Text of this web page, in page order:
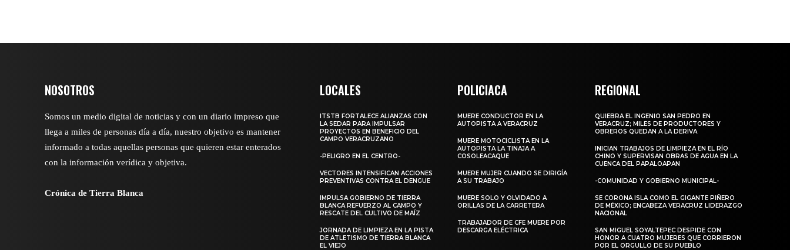
NOSOTROS
Somos un medio digital de noticias y con un diario impreso que
llega a miles de personas día a día, nuestro objetivo es mantener
informado a todas aquellas personas que quieren estar enterados
con la información verídica y objetiva.
Crónica de Tierra Blanca
LOCALES
ITSTB FORTALECE ALIANZAS CON
LA SEDAR PARA IMPULSAR
PROYECTOS EN BENEFICIO DEL
CAMPO VERACRUZANO
-PELIGRO EN EL CENTRO-
VECTORES INTENSIFICAN ACCIONES
PREVENTIVAS CONTRA EL DENGUE
IMPULSA GOBIERNO DE TIERRA
BLANCA REFUERZO AL CAMPO Y
RESCATE DEL CULTIVO DE MAÍZ
JORNADA DE LIMPIEZA EN LA PISTA
DE ATLETISMO DE TIERRA BLANCA
EL VIEJO
POLICIACA
MUERE CONDUCTOR EN LA
AUTOPISTA A VERACRUZ
MUERE MOTOCICLISTA EN LA
AUTOPISTA LA TINAJA A
COSOLEACAQUE
MUERE MUJER CUANDO SE DIRIGÍA
A SU TRABAJO
MUERE SOLO Y OLVIDADO A
ORILLAS DE LA CARRETERA
TRABAJADOR DE CFE MUERE POR
DESCARGA ELÉCTRICA
REGIONAL
QUIEBRA EL INGENIO SAN PEDRO EN
VERACRUZ; MILES DE PRODUCTORES Y
OBREROS QUEDAN A LA DERIVA
INICIAN TRABAJOS DE LIMPIEZA EN EL RÍO
CHINO Y SUPERVISAN OBRAS DE AGUA EN LA
CUENCA DEL PAPALOAPAN
-COMUNIDAD Y GOBIERNO MUNICIPAL-
SE CORONA ISLA COMO EL GIGANTE PIÑERO
DE MÉXICO; ENCABEZA VERACRUZ LIDERAZGO
NACIONAL
SAN MIGUEL SOYALTEPEC DESPIDE CON
HONOR A CUATRO MUJERES QUE CORRIERON
POR EL ORGULLO DE SU PUEBLO